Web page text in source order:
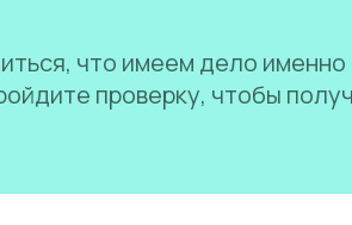
что имеем дело именно
проверку, чтобы